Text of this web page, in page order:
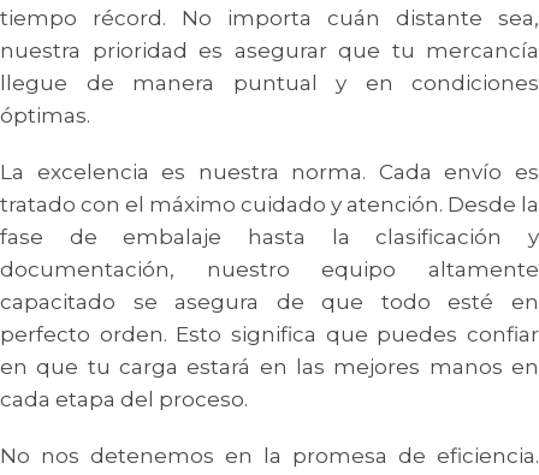
tiempo récord. No importa cuán distante sea,
nuestra prioridad es asegurar que tu mercancía
llegue de manera puntual y en condiciones
óptimas.
La excelencia es nuestra norma. Cada envío es
tratado con el máximo cuidado y atención. Desde la
fase de embalaje hasta la clasificación y
documentación, nuestro equipo altamente
capacitado se asegura de que todo esté en
perfecto orden. Esto significa que puedes confiar
en que tu carga estará en las mejores manos en
cada etapa del proceso.
No nos detenemos en la promesa de eficiencia.